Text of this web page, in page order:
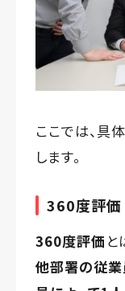
ここでは、具
します。
360度評価
360度評価 と
他部署の従業